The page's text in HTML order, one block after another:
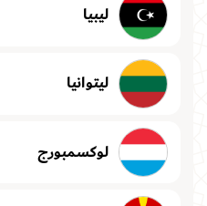
ليبيا
ليتوانيا
لوكسمبورج